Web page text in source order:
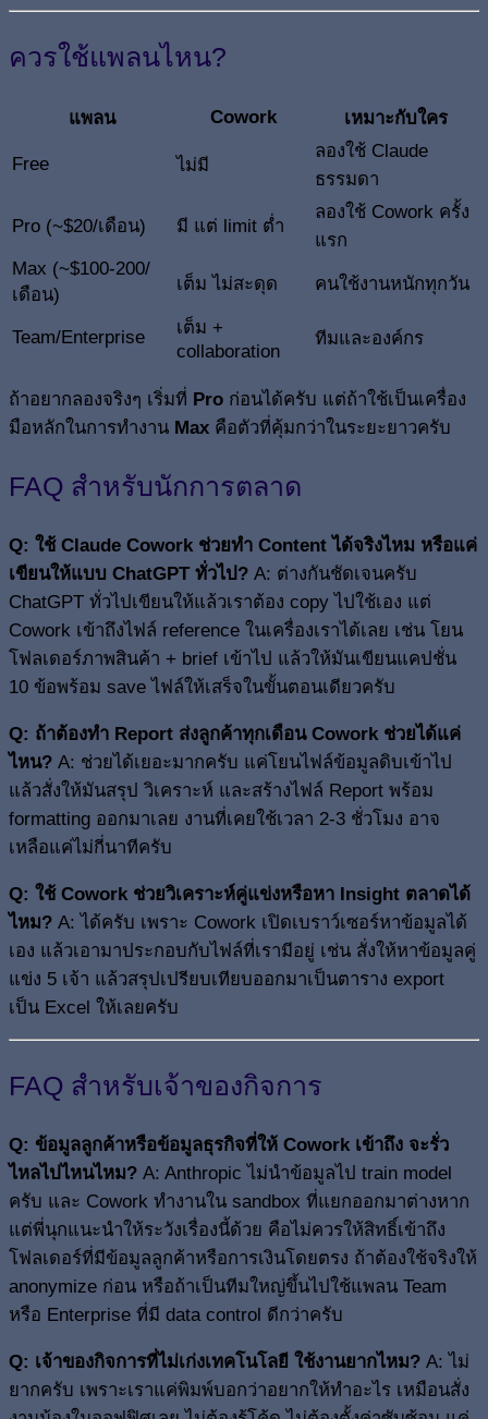
ควรใช้แพลนไหน?
แพลน Cowork เหมาะกับใคร
Free ไม่มี
ลองใช้ Claude
ธรรมดา
Pro (~$20/เดือน) มี แต่ limit ต่ำ
ลองใช้ Cowork ครั้ง
แรก
Max (~$100-200/
เดือน)
เต็ม ไม่สะดุด คนใช้งานหนักทุกวัน
Team/Enterprise
เต็ม +
collaboration
ทีมและองค์กร
ถ้าอยากลองจริงๆ เริ่มที่ Pro ก่อนได้ครับ แต่ถ้าใช้เป็นเครื่อง
มือหลักในการทำงาน Max คือตัวที่คุ้มกว่าในระยะยาวครับ
FAQ สำหรับนักการตลาด
Q: ใช้ Claude Cowork ช่วยทำ Content ได้จริงไหม หรือแค่
เขียนให้แบบ ChatGPT ทั่วไป? A: ต่างกันชัดเจนครับ
ChatGPT ทั่วไปเขียนให้แล้วเราต้อง copy ไปใช้เอง แต่
Cowork เข้าถึงไฟล์ reference ในเครื่องเราได้เลย เช่น โยน
โฟลเดอร์ภาพสินค้า + brief เข้าไป แล้วให้มันเขียนแคปชั่น
10 ข้อพร้อม save ไฟล์ให้เสร็จในขั้นตอนเดียวครับ
Q: ถ้าต้องทำ Report ส่งลูกค้าทุกเดือน Cowork ช่วยได้แค่
ไหน? A: ช่วยได้เยอะมากครับ แค่โยนไฟล์ข้อมูลดิบเข้าไป
แล้วสั่งให้มันสรุป วิเคราะห์ และสร้างไฟล์ Report พร้อม
formatting ออกมาเลย งานที่เคยใช้เวลา 2-3 ชั่วโมง อาจ
เหลือแค่ไม่กี่นาทีครับ
Q: ใช้ Cowork ช่วยวิเคราะห์คู่แข่งหรือหา Insight ตลาดได้
ไหม? A: ได้ครับ เพราะ Cowork เปิดเบราว์เซอร์หาข้อมูลได้
เอง แล้วเอามาประกอบกับไฟล์ที่เรามีอยู่ เช่น สั่งให้หาข้อมูลคู่
แข่ง 5 เจ้า แล้วสรุปเปรียบเทียบออกมาเป็นตาราง export
เป็น Excel ให้เลยครับ
FAQ สำหรับเจ้าของกิจการ
Q: ข้อมูลลูกค้าหรือข้อมูลธุรกิจที่ให้ Cowork เข้าถึง จะรั่ว
ไหลไปไหนไหม? A: Anthropic ไม่นำข้อมูลไป train model
ครับ และ Cowork ทำงานใน sandbox ที่แยกออกมาต่างหาก
แต่พี่นุกแนะนำให้ระวังเรื่องนี้ด้วย คือไม่ควรให้สิทธิ์เข้าถึง
โฟลเดอร์ที่มีข้อมูลลูกค้าหรือการเงินโดยตรง ถ้าต้องใช้จริงให้
anonymize ก่อน หรือถ้าเป็นทีมใหญ่ขึ้นไปใช้แพลน Team
หรือ Enterprise ที่มี data control ดีกว่าครับ
Q: เจ้าของกิจการที่ไม่เก่งเทคโนโลยี ใช้งานยากไหม? A: ไม่
ยากครับ เพราะเราแค่พิมพ์บอกว่าอยากให้ทำอะไร เหมือนสั่ง